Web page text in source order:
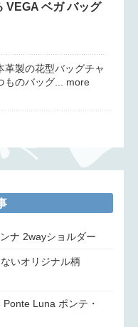
VEGA ベガ バッグ
革製の花型バッグチャ
ものバッグ... more
ナ 2wayショルダー
いオリジナル柄
Luna ポンテ・